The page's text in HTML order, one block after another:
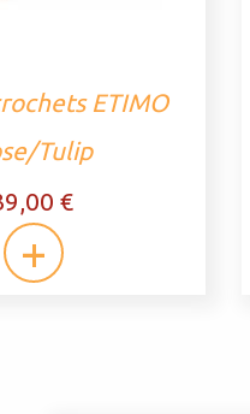
ETIMO
Tulip
€